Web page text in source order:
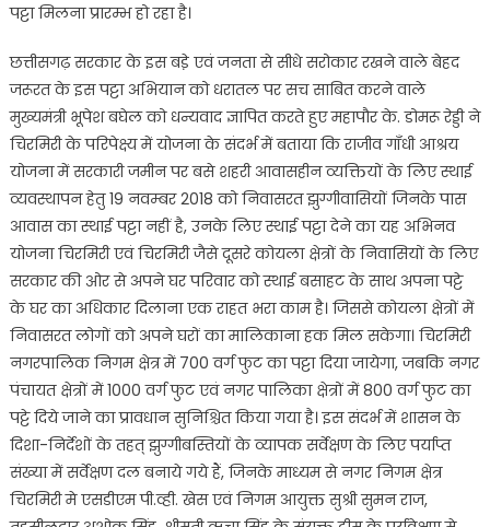
पट्टा मिलना प्रारम्भ हो रहा है।
छत्तीसगढ़ सरकार के इस बडे़ एवं जनता से सीधे सरोकार रखने वाले बेहद
जरूरत के इस पट्टा अभियान को धरातल पर सच साबित करने वाले
मुख्यमंत्री भूपेश बघेल को धन्यवाद ज्ञापित करते हुए महापौर के. डोमरू रेड्डी ने
चिरमिरी के परिपेक्ष्य में योजना के संदर्भ में बताया कि राजीव गॉंधी आश्रय
योजना में सरकारी जमीन पर बसे शहरी आवासहीन व्यक्तियों के लिए स्थाई
व्यवस्थापन हेतु 19 नवम्बर 2018 को निवासरत झुग्गीवासियों जिनके पास
आवास का स्थाई पट्टा नहीं है, उनके लिए स्थाई पट्टा देने का यह अभिनव
योजना चिरमिरी एवं चिरमिरी जैसे दूसरे कोयला क्षेत्रों के निवासियों के लिए
सरकार की ओर से अपने घर परिवार को स्थाई बसाहट के साथ अपना पट्टे
के घर का अधिकार दिलाना एक राहत भरा काम है। जिससे कोयला क्षेत्रों में
निवासरत लोगों को अपने घरों का मालिकाना हक मिल सकेगा। चिरमिरी
नगरपालिक निगम क्षेत्र में 700 वर्ग फुट का पट्टा दिया जायेगा, जबकि नगर
पंचायत क्षेत्रों में 1000 वर्ग फुट एवं नगर पालिका क्षेत्रों में 800 वर्ग फुट का
पट्टे दिये जाने का प्रावधान सुनिश्चित किया गया है। इस संदर्भ में शासन के
दिशा-निर्देशों के तहत् झुग्गीबस्तियों के व्यापक सर्वेक्षण के लिए पर्याप्त
संख्या में सर्वेक्षण दल बनाये गये हैं, जिनके माध्यम से नगर निगम क्षेत्र
चिरमिरी मे एसडीएम पी.व्ही. खेस एवं निगम आयुक्त सुश्री सुमन राज,